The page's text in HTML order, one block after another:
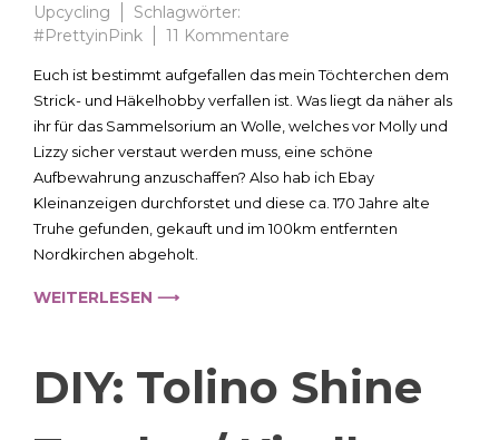
Upcycling
Schlagwörter:
#PrettyinPink
11 Kommentare
in
Pink
#1
–
Jetzt
wird
sie
Truhe
;-)
Euch ist bestimmt aufgefallen das mein Töchterchen dem
Strick- und Häkelhobby verfallen ist. Was liegt da näher als
ihr für das Sammelsorium an Wolle, welches vor Molly und
Lizzy sicher verstaut werden muss, eine schöne
Aufbewahrung anzuschaffen? Also hab ich Ebay
Kleinanzeigen durchforstet und diese ca. 170 Jahre alte
Truhe gefunden, gekauft und im 100km entfernten
Nordkirchen abgeholt.
WEITERLESEN ⟶
DIY: Tolino Shine